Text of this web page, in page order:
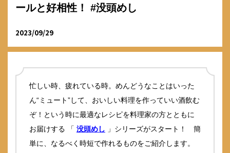
ールと好相性！ #没頭めし
2023/09/29
忙しい時、疲れている時。めんどうなことはいった
ん“ミュート”して、おいしい料理を作っていい酒飲む
ぞ！という時に最適なレシピを料理家の方とともに
お届けする 「 没頭めし 」シリーズがスタート！ 簡
単に、なるべく時短で作れるものをご紹介します。